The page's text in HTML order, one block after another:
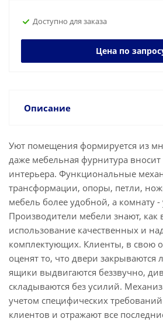
Доступно для заказа
Цена по
Описание
Уют помещения формируется из
даже мебельная фурнитура
интерьера. Функциональные
трансформации, опоры, петли,
мебель более удобной, а комнату
Производители мебели знают, как
использование качественных и
комплектующих. Клиенты, в свою
оценят то, что двери закрываются
ящики выдвигаются беззвучно,
складываются без усилий.
учетом специфических
клиентов и отражают все